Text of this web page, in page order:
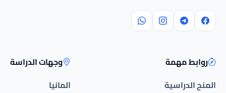
روابط مهمة
المنح الدراسية
وجهات الدراسة
المانيا